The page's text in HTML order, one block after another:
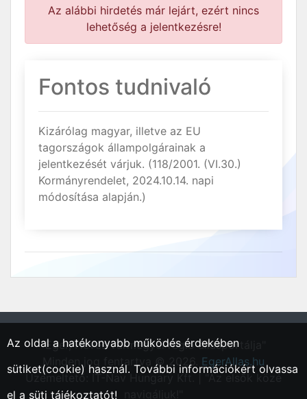
Az alábbi hirdetés már lejárt, ezért nincs
lehetőség a jelentkezésre!
Fontos tudnivaló
Kizárólag magyar, illetve az EU
tagországok állampolgárainak a
jelentkezését várjuk. (118/2001. (VI.30.)
Kormányrendelet, 2024.10.14. napi
módosítása alapján.)
"Eger, Heves vármegyei régió állásportálja"
Minden jog fentartva © 2026. EgerAllas.hu
Üzemeltető: IT-Nav Hungary Kft. | "Az elsők közé
Az oldal a hatékonyabb működés érdekében
sütiket(cookie) használ. További információkért olvassa
el a süti tájékoztatót!